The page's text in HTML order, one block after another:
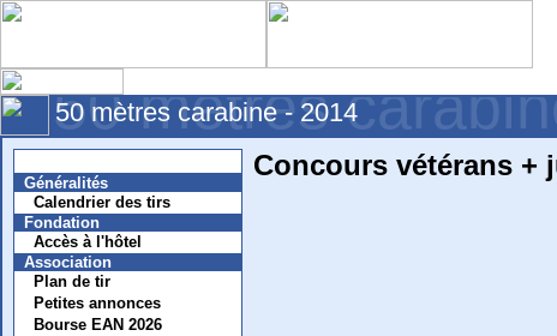
50 mètres
50 mètres carabine - 2014
Généralités
Calendrier des tirs
Fondation
Accès à l'hôtel
Association
Plan de tir
Petites annonces
Bourse EAN 2026
Concours vétérans +